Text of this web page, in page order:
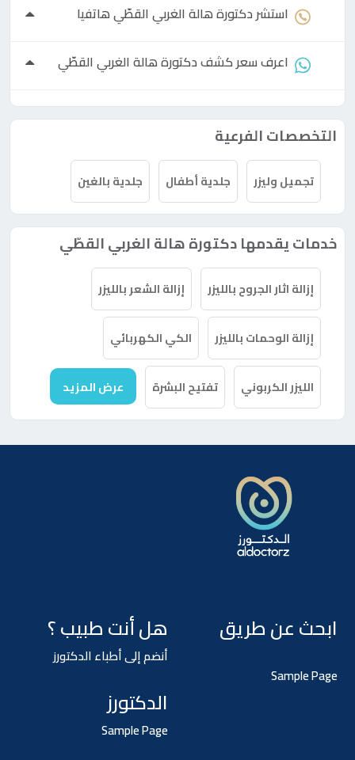
استشردكتورةهالة الغربي القطّي هاتفيا
اعرف سعر كشفدكتورةهالة الغربي القطّي
التخصصات الفرعية
تجميل وليزر جلدية أطفال جلدية بالغين
خدمات يقدمها دكتورة هالة الغربي القطّي
إزالة اثار الجروح بالليزر إزالة الشعر بالليزر
إزالة الوحمات بالليزر الكي الكهربائي
الليزر الكربوني تفتيح البشرة عرض المزيد
ابحث عن طريق
Sample Page
هل أنت طبيب ؟
أنضم إلى أطباء الدكتورز
الدكتورز
Sample Page